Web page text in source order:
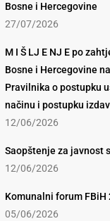
Bosne i Hercegovine
27/07/2026
M I Š LJ E NJ E po
Bosne i Hercegovine
Pravilnika o postupku
načinu i postupku
12/06/2026
Saopštenje za javnost
12/06/2026
Komunalni forum FBiH
05/06/2026